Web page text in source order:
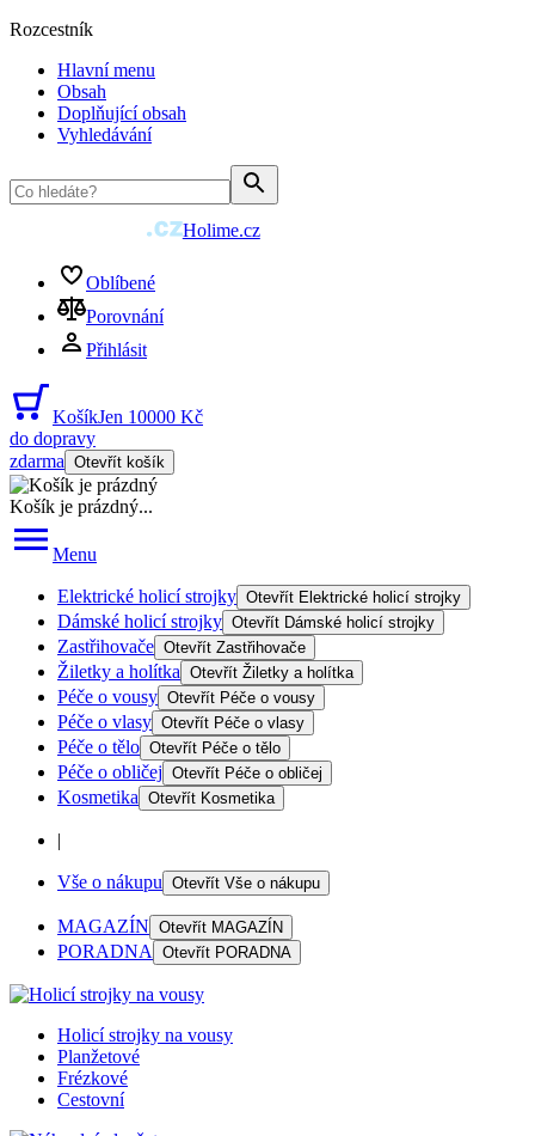
Rozcestník
Hlavní menu
Obsah
Doplňující obsah
Vyhledávání
Holime.cz
Oblíbené
Porovnání
Přihlásit
KošíkJen 10000 Kč
do dopravy
zdarma Otevřít košík
Košík je prázdný...
Menu
Elektrické holicí strojky Otevřít Elektrické holicí strojky
Dámské holicí strojky Otevřít Dámské holicí strojky
Zastřihovače Otevřít Zastřihovače
Žiletky a holítka Otevřít Žiletky a holítka
Péče o vousy Otevřít Péče o vousy
Péče o vlasy Otevřít Péče o vlasy
Péče o tělo Otevřít Péče o tělo
Péče o obličej Otevřít Péče o obličej
Kosmetika Otevřít Kosmetika
|
Vše o nákupu Otevřít Vše o nákupu
MAGAZÍN Otevřít MAGAZÍN
PORADNA Otevřít PORADNA
Holicí strojky na vousy
Planžetové
Frézkové
Cestovní